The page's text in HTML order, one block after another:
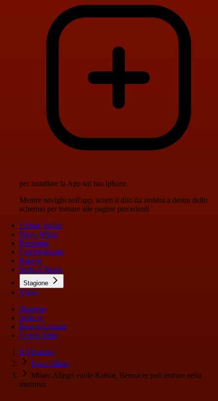
per installare la App sul tuo Iphone.
Mentre navighi nell'app, scorri il dito da sinistra a destra dello
schermo per tornare alle pagine precedenti
Ultime notizie
News Milan
Rassegna
Calciomercato
Pagelle
Serie A News
Stagione
Video
Stagione
Serie A
Europa League
Coppa Italia
Il Milanista
News Milan
Milan: Allegri vuole Rabiot, Bennacer può entrare nella
trattativa